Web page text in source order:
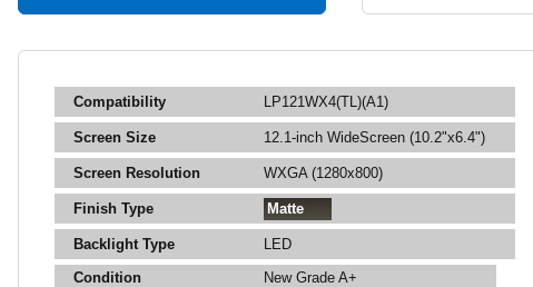
Compatibility LP121WX4(TL)(A1)
Screen Size 12.1-inch WideScreen (10.2"x6.4")
Screen Resolution WXGA (1280x800)
Finish Type Matte
Backlight Type
LED
Condition
New Grade A+